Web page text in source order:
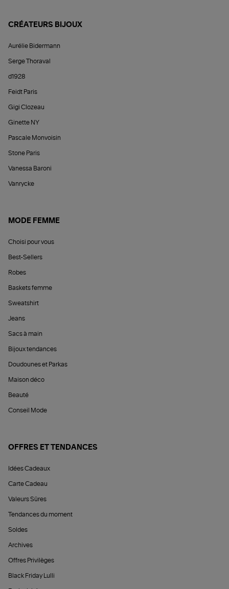
CRÉATEURS BIJOUX
Aurélie Bidermann
Serge Thoraval
d1928
Feidt Paris
Gigi Clozeau
Ginette NY
Pascale Monvoisin
Stone Paris
Vanessa Baroni
Vanrycke
MODE FEMME
Choisi pour vous
Best-Sellers
Robes
Baskets femme
Sweatshirt
Jeans
Sacs à main
Bijoux tendances
Doudounes et Parkas
Maison déco
Beauté
Conseil Mode
OFFRES ET TENDANCES
Idées Cadeaux
Carte Cadeau
Valeurs Sûres
Tendances du moment
Soldes
Archives
Offres Privilèges
Black Friday Lulli